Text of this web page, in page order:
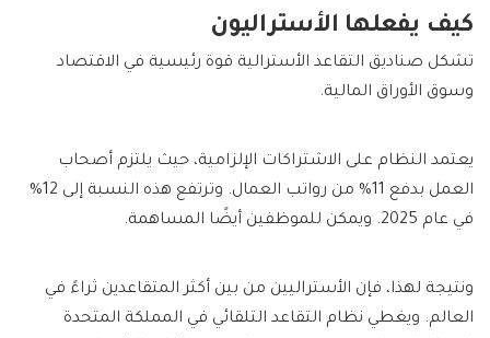
كيف يفعلها الأستراليون
تشكل صناديق التقاعد الأسترالية قوة رئيسية في الاقتصاد
وسوق الأوراق المالية.
يعتمد النظام على الاشتراكات الإلزامية، حيث يلتزم أصحاب
العمل بدفع 11% من رواتب العمال. وترتفع هذه النسبة إلى 12%
في عام 2025. ويمكن للموظفين أيضًا المساهمة.
ونتيجة لهذا، فإن الأستراليين من بين أكثر المتقاعدين ثراءً في
العالم. ويغطي نظام التقاعد التلقائي في المملكة المتحدة